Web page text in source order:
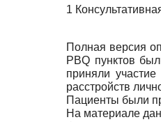
1
Полная версия
PBQ пунктов
приняли
расстройств
Пациенты были
На материале